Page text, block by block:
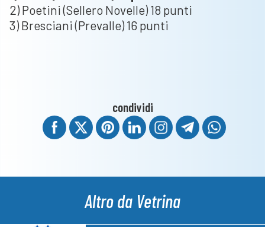
2) Poetini (Sellero Novelle) 18 punti
3) Bresciani (Prevalle) 16 punti
condividi
Altro da Vetrina